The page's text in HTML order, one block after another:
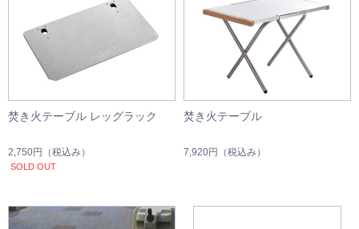
焚き火テーブル レッグラック
2,750円 （税込み）
SOLD OUT
焚き火テーブル
7,920円 （税込み）